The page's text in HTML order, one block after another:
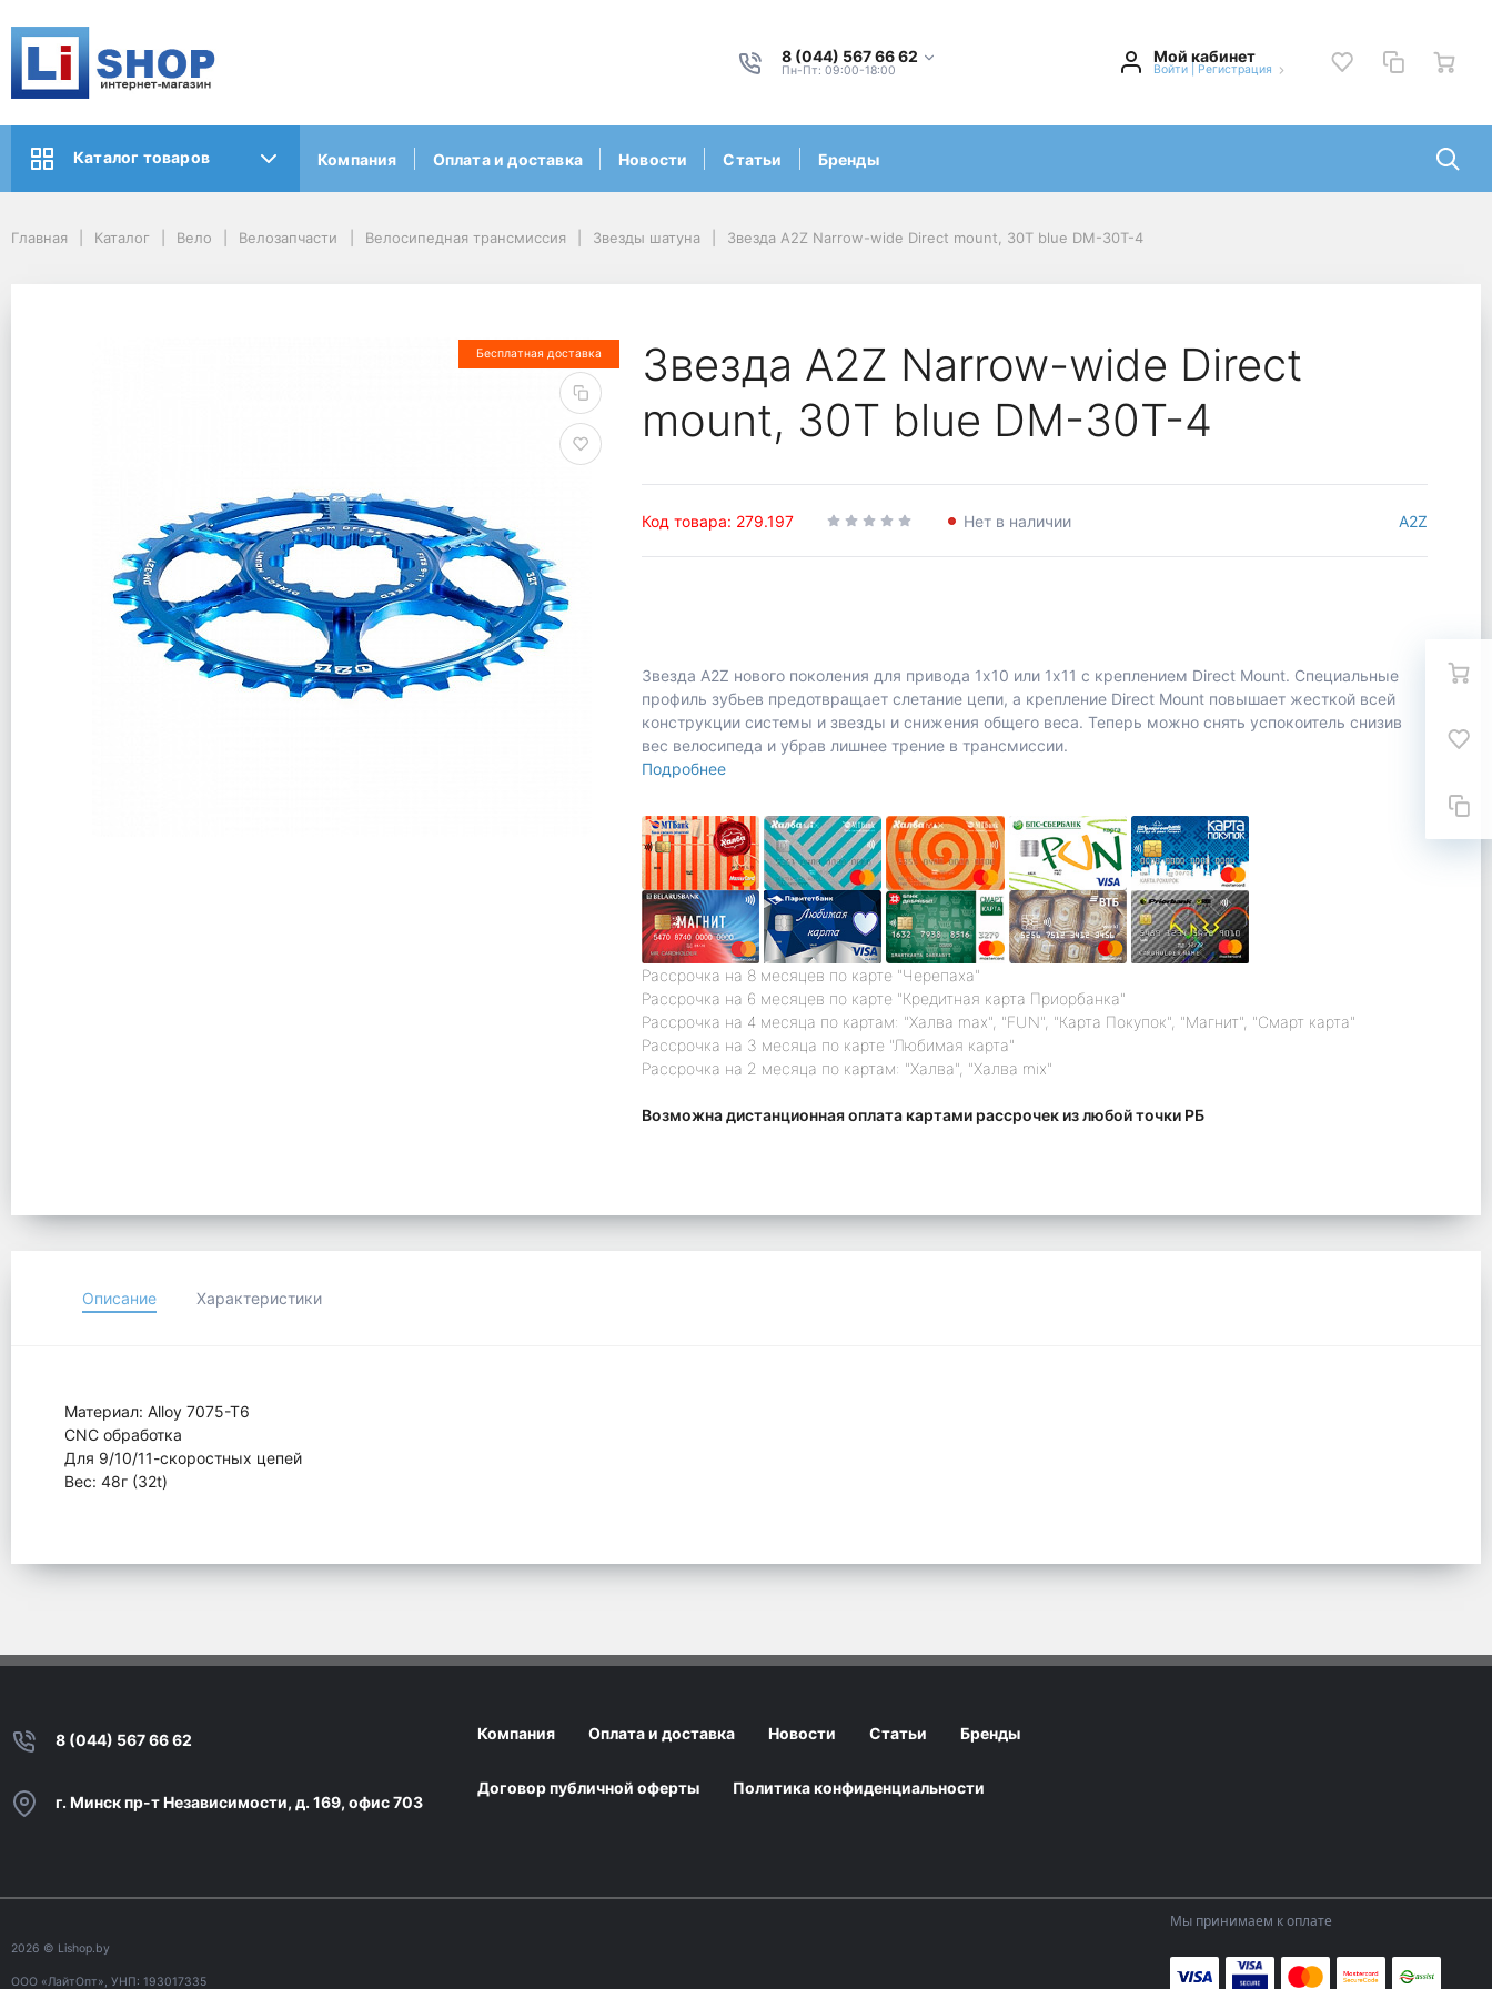
8 (044) 567 66 62
Пн-Пт: 09:00-18:00
Мой кабинет
Войти Регистрация
Каталог товаров Компания Оплата и доставка Новости Статьи Бренды
Главная Каталог Вело Велозапчасти Велосипедная трансмиссия Звезды шатуна Звезда A2Z Narrow-wide Direct mount, 30T blue DM-30T-4
Бесплатная доставка
Звезда A2Z Narrow-wide Direct
mount, 30T blue DM-30T-4
Код товара: 279.197 Нет в наличии A2Z
Звезда A2Z нового поколения для привода 1х10 или 1х11 с креплением Direct Mount. Специальные
профиль зубьев предотвращает слетание цепи, а крепление Direct Mount повышает жесткой всей
конструкции системы и звезды и снижения общего веса. Теперь можно снять успокоитель снизив
вес велосипеда и убрав лишнее трение в трансмиссии.
Подробнее
Рассрочка на 8 месяцев по карте "Черепаха"
Рассрочка на 6 месяцев по карте "Кредитная карта Приорбанка"
Рассрочка на 4 месяца по картам: "Халва max", "FUN", "Карта Покупок", "Магнит", "Смарт карта"
Рассрочка на 3 месяца по карте "Любимая карта"
Рассрочка на 2 месяца по картам: "Халва", "Халва mix"
Возможна дистанционная оплата картами рассрочек из любой точки РБ
Описание Характеристики
Материал: Alloy 7075-T6
CNC обработка
Для 9/10/11-скоростных цепей
Вес: 48г (32t)
8 (044) 567 66 62
г. Минск пр-т Независимости, д. 169, офис 703
Компания Оплата и доставка Новости Статьи Бренды
Договор публичной оферты Политика конфиденциальности
2026 © Lishop.by
ООО «ЛайтОпт», УНП: 193017335
Мы принимаем к оплате